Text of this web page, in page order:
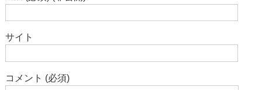
サイト
コメント (必須)